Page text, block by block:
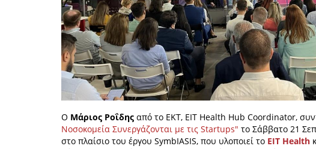
Ο Μάριος Ροΐδης από το ΕΚΤ, EIT Health Hub Coordinator,
Νοσοκομεία Συνεργάζονται με τις Startups" το Σάββατο 21
στο πλαίσιο του έργου SymbIASIS, που υλοποιεί το EIT Health